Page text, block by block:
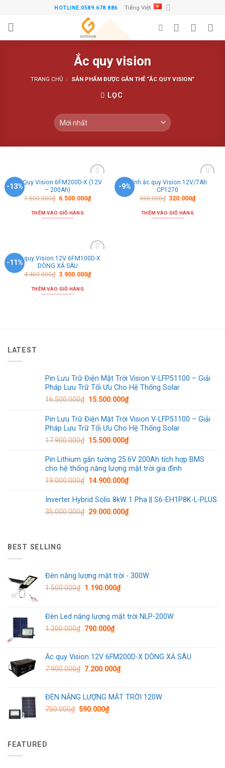
HOTLINE:0589.678.886 Tiếng Việt
Ắc quy vision
TRANG CHỦ / SẢN PHẨM ĐƯỢC GẮN THẺ “ẮC QUY VISION”
LỌC
-13%
Thêm
danh
Ắc Quy Vision 6FM200D-X (12V
– 200Ah)
7.500.000₫ 6.500.000₫
THÊM VÀO GIỎ HÀNG
-9%
Thêm
Bình ắc quy Vision 12V/7Ah
CP1270
350.000₫ 320.000₫
THÊM VÀO GIỎ HÀNG
-11%
Thêm
danh
sách
Ắc quy Vision 12V 6FM100D-X
DÒNG XẢ SÂU
4.400.000₫ 3.900.000₫
THÊM VÀO GIỎ HÀNG
LATEST
Pin Lưu Trữ Điện Mặt Trời Vision V-LFP51100 – Giải
Pháp Lưu Trữ Tối Ưu Cho Hệ Thống Solar
16.500.000₫ 15.500.000₫
Pin Lưu Trữ Điện Mặt Trời Vision V-LFP51100 – Giải
Pháp Lưu Trữ Tối Ưu Cho Hệ Thống Solar
17.900.000₫ 15.500.000₫
Pin Lithium gắn tường 25.6V 200Ah tích hợp BMS
cho hệ thống năng lượng mặt trời gia đình
19.000.000₫ 14.900.000₫
Inverter Hybrid Solis 8kW 1 Pha || S6-EH1P8K-L-PLUS
35.000.000₫ 29.000.000₫
BEST SELLING
Đèn năng lượng mặt trời - 300W
1.500.000₫ 1.190.000₫
Đèn Led năng lượng mặt trời NLP-200W
1.200.000₫ 790.000₫
Ắc quy Vision 12V 6FM200D-X DÒNG XẢ SÂU
7.900.000₫ 7.200.000₫
ĐÈN NĂNG LƯỢNG MẶT TRỜI 120W
750.000₫ 590.000₫
FEATURED